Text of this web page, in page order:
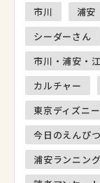
市川
浦安
シーダーさん
市川・浦安・
カルチャー
東京ディズニ
今日のえんぴつ
浦安ランニン